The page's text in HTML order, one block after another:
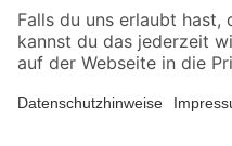
Alle Preisangaben in EUR inkl. gesetzl.
Umständen nicht in allen Märkten
Produkte nur solange der Vorrat reicht.
*Paketversand ab 59 € versandkostenfrei,